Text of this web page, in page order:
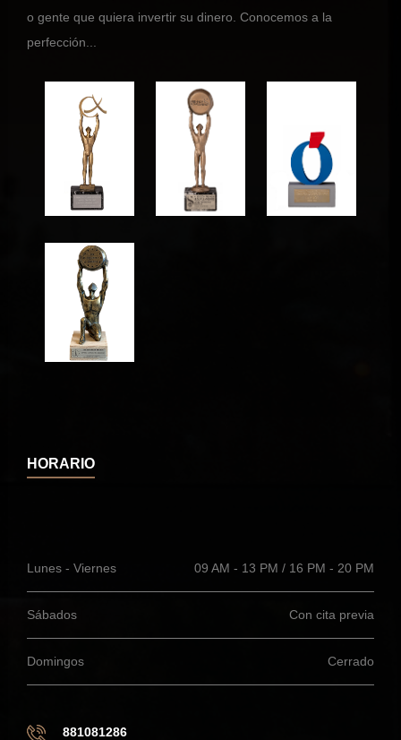
o gente que quiera invertir su dinero. Conocemos a la
perfección...
HORARIO
Lunes - Viernes 09 AM - 13 PM / 16 PM - 20 PM
Sábados Con cita previa
Domingos Cerrado
881081286